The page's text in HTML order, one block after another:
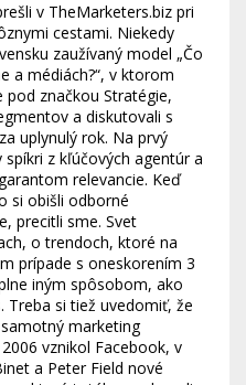
v TheMarketers.biz pri
cestami. Niekedy
zaužívaný model „Čo
a médiách?“, v ktorom
značkou Stratégie,
a diskutovali s
uplynulý rok. Na prvý
z kľúčových agentúr a
relevancie. Keď
si obišli odborné
precitli sme. Svet
o trendoch, ktoré na
prípade s oneskorením 3
iným spôsobom, ako
Treba si tiež uvedomiť, že
marketing
vznikol Facebook, v
a Peter Field nové